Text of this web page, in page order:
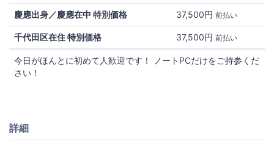
慶應出身／慶應在中 特別価格 37,500円 前払い
千代田区在住 特別価格 37,500円 前払い
今日がほんとに初めて人歓迎です！ ノートPCだけをご持参くだ
さい！
詳細